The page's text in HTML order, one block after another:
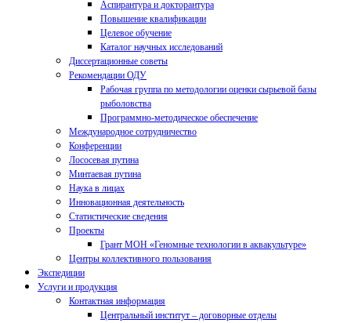
Аспирантура и докторантура
Повышение квалификации
Целевое обучение
Каталог научных исследований
Диссертационные советы
Рекомендации ОДУ
Рабочая группа по методологии оценки сырьевой базы
рыболовства
Программно-методическое обеспечение
Международное сотрудничество
Конференции
Лососевая путина
Минтаевая путина
Наука в лицах
Инновационная деятельность
Статистические сведения
Проекты
Грант МОН «Геномные технологии в аквакультуре»
Центры коллективного пользования
Экспедиции
Услуги и продукция
Контактная информация
Центральный институт – договорные отделы